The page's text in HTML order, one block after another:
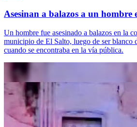
Asesinan a balazos a un hombre
Un hombre fue asesinado a balazos en la
municipio de El Salto, luego de ser blanco
cuando se encontraba en la vía pública.